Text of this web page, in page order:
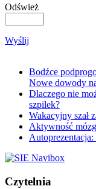
Odśwież
Wyślij
Bodźce
Nowe dowody
Dlaczego nie
szpilek?
Wakacyjny szał
Aktywność
Czytelnia